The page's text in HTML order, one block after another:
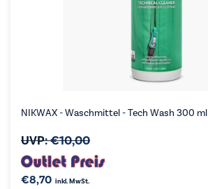
NIKWAX - Waschmittel - Tech Wash 300 ml
UVP:€10,00
€8,70 inkl. MwSt.